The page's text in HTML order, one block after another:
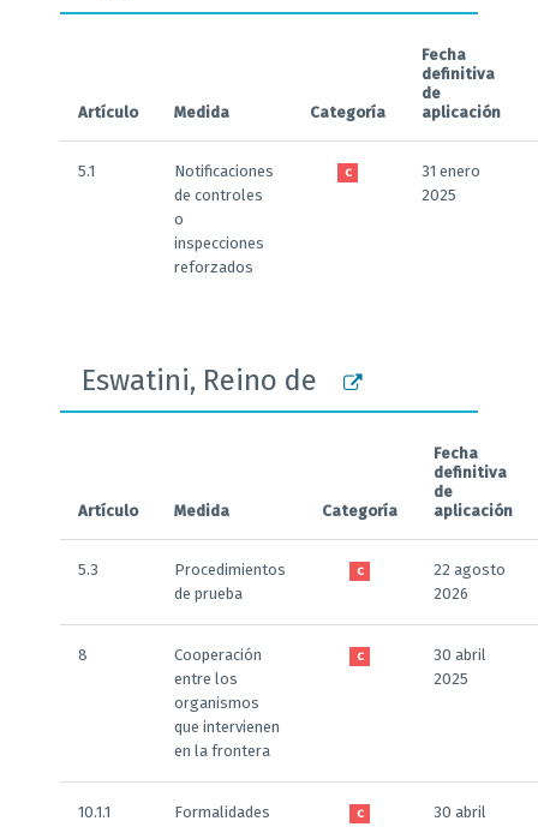
Artículo Medida Categoría
Fecha
definitiva
de
aplicación
5.1
Notificaciones
de controles
o
inspecciones
reforzados
C
31 enero
2025
Eswatini, Reino de
Artículo Medida Categoría
Fecha
definitiva
de
aplicación
5.3
Procedimientos
de prueba
C
22 agosto
2026
8
Cooperación
entre los
organismos
que intervienen
en la frontera
C
30 abril
2025
10.1.1 Formalidades C
30 abril